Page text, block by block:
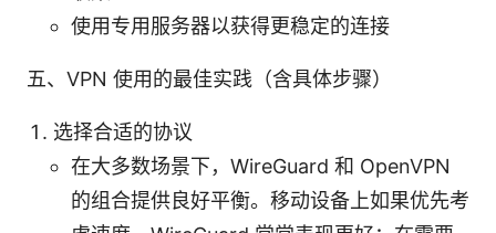
使用专用服务器以获得更稳定的连接
五、VPN 使用的最佳实践（含具体步骤）
选择合适的协议
在大多数场景下，WireGuard 和 OpenVPN
的组合提供良好平衡。移动设备上如果优先考